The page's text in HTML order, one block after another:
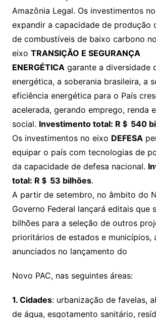
Amazônia Legal. Os investimentos
expandir a capacidade de produção
de combustíveis de baixo carbono
eixo TRANSIÇÃO E SEGURANÇA
ENERGÉTICAgarante a diversidade
energética, a soberania brasileira, a
eficiência energética para o País
acelerada, gerando emprego, renda
social. Investimento total: R＄ 540
Os investimentos no eixo DEFESA
equipar o país com tecnologias de
da capacidade de defesa nacional.
total: R＄ 53 bilhões.
A partir de setembro, no âmbito do
Governo Federal lançará editais que
bilhões para a seleção de outros
prioritários de estados e municípios,
anunciados no lançamento do
Novo PAC, nas seguintes áreas:
1. Cidades: urbanização de favelas,
de água, esgotamento sanitário,